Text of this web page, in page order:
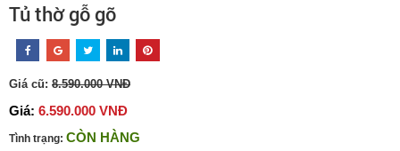
Tủ thờ gỗ gõ
Giá cũ: 8.590.000 VNĐ
Giá: 6.590.000 VNĐ
Tình trạng: CÒN HÀNG